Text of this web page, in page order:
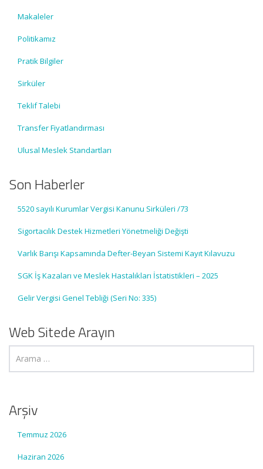
Makaleler
Politikamız
Pratik Bilgiler
Sirküler
Teklif Talebi
Transfer Fiyatlandırması
Ulusal Meslek Standartları
Son Haberler
5520 sayılı Kurumlar Vergisi Kanunu Sirküleri /73
Sigortacılık Destek Hizmetleri Yönetmeliği Değişti
Varlık Barışı Kapsamında Defter-Beyan Sistemi Kayıt Kılavuzu
SGK İş Kazaları ve Meslek Hastalıkları İstatistikleri – 2025
Gelir Vergisi Genel Tebliği (Seri No: 335)
Web Sitede Arayın
Arşiv
Temmuz 2026
Haziran 2026